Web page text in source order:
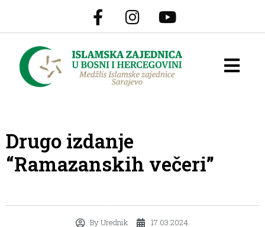
Drugo izdanje
“Ramazanskih večeri”
ByUrednik 17.03.2024.